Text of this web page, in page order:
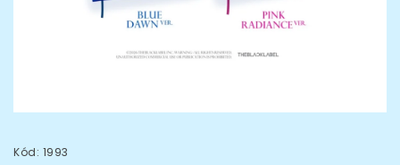
Kód: 1993